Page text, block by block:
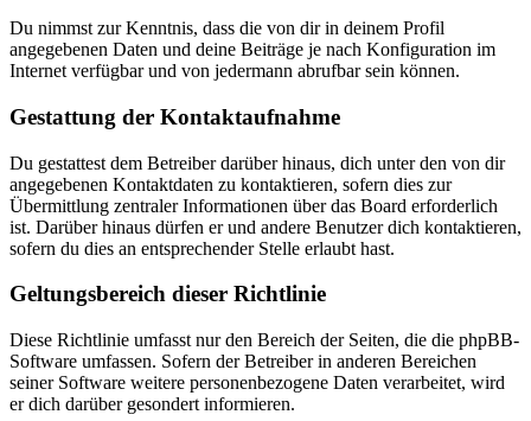
Du nimmst zur Kenntnis, dass die von dir in deinem Profil
angegebenen Daten und deine Beiträge je nach Konfiguration im
Internet verfügbar und von jedermann abrufbar sein können.
Gestattung der Kontaktaufnahme
Du gestattest dem Betreiber darüber hinaus, dich unter den von dir
angegebenen Kontaktdaten zu kontaktieren, sofern dies zur
Übermittlung zentraler Informationen über das Board erforderlich
ist. Darüber hinaus dürfen er und andere Benutzer dich kontaktieren,
sofern du dies an entsprechender Stelle erlaubt hast.
Geltungsbereich dieser Richtlinie
Diese Richtlinie umfasst nur den Bereich der Seiten, die die phpBB-
Software umfassen. Sofern der Betreiber in anderen Bereichen
seiner Software weitere personenbezogene Daten verarbeitet, wird
er dich darüber gesondert informieren.